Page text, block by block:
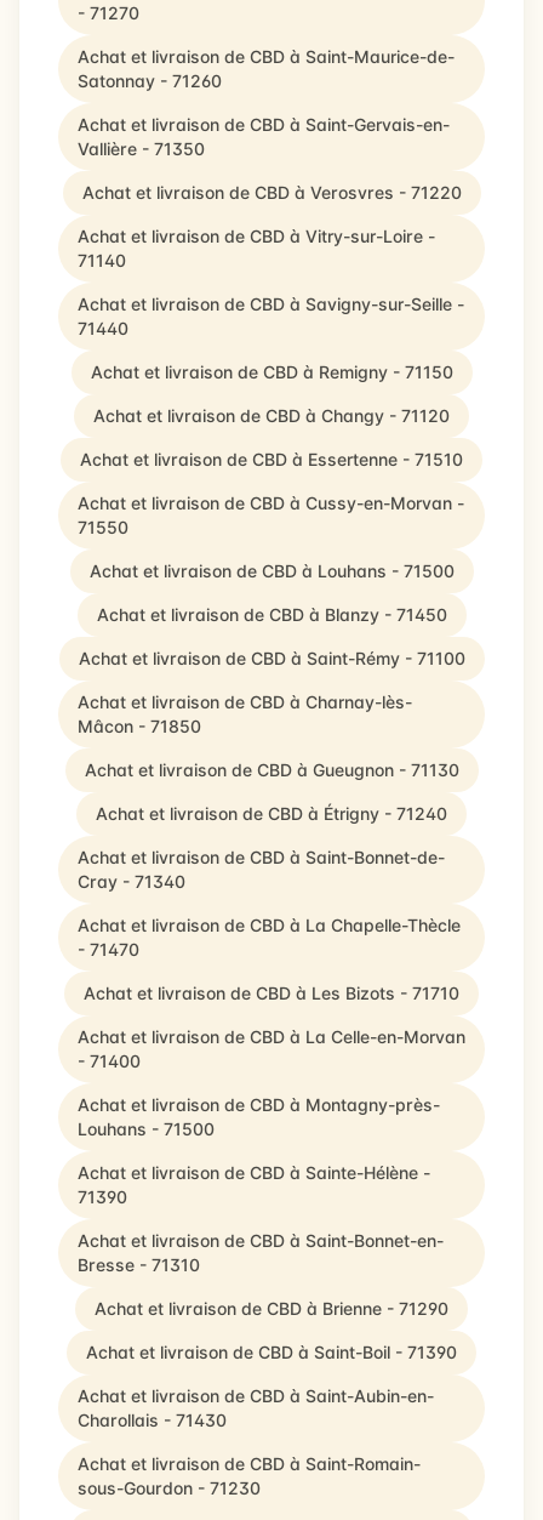
- 71270
Achat et livraison de CBD à Saint-Maurice-de-
Satonnay - 71260
Achat et livraison de CBD à Saint-Gervais-en-
Vallière - 71350
Achat et livraison de CBD à Verosvres - 71220
Achat et livraison de CBD à Vitry-sur-Loire -
71140
Achat et livraison de CBD à Savigny-sur-Seille -
71440
Achat et livraison de CBD à Remigny - 71150
Achat et livraison de CBD à Changy - 71120
Achat et livraison de CBD à Essertenne - 71510
Achat et livraison de CBD à Cussy-en-Morvan -
71550
Achat et livraison de CBD à Louhans - 71500
Achat et livraison de CBD à Blanzy - 71450
Achat et livraison de CBD à Saint-Rémy - 71100
Achat et livraison de CBD à Charnay-lès-
Mâcon - 71850
Achat et livraison de CBD à Gueugnon - 71130
Achat et livraison de CBD à Étrigny - 71240
Achat et livraison de CBD à Saint-Bonnet-de-
Cray - 71340
Achat et livraison de CBD à La Chapelle-Thècle
- 71470
Achat et livraison de CBD à Les Bizots - 71710
Achat et livraison de CBD à La Celle-en-Morvan
- 71400
Achat et livraison de CBD à Montagny-près-
Louhans - 71500
Achat et livraison de CBD à Sainte-Hélène -
71390
Achat et livraison de CBD à Saint-Bonnet-en-
Bresse - 71310
Achat et livraison de CBD à Brienne - 71290
Achat et livraison de CBD à Saint-Boil - 71390
Achat et livraison de CBD à Saint-Aubin-en-
Charollais - 71430
Achat et livraison de CBD à Saint-Romain-
sous-Gourdon - 71230